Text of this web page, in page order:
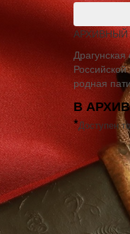
родная
В
*Доступен